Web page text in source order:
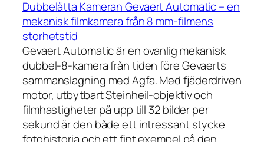
Dubbelåtta Kameran Gevaert Automatic – en
mekanisk filmkamera från 8 mm-filmens
storhetstid
Gevaert Automatic är en ovanlig mekanisk
dubbel-8-kamera från tiden före Gevaerts
sammanslagning med Agfa. Med fjäderdriven
motor, utbytbart Steinheil-objektiv och
filmhastigheter på upp till 32 bilder per
sekund är den både ett intressant stycke
fotohistoria och ett fint exempel på den